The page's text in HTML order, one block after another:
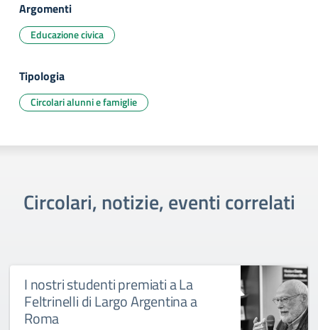
Argomenti
Educazione civica
Tipologia
Circolari alunni e famiglie
Circolari, notizie, eventi correlati
I nostri studenti premiati a La
Feltrinelli di Largo Argentina a
Roma